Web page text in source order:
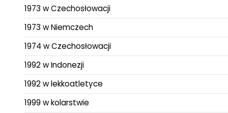
1973 w Czechosłowacji
1973 w Niemczech
1974 w Czechosłowacji
1992 w Indonezji
1992 w lekkoatletyce
1999 w kolarstwie